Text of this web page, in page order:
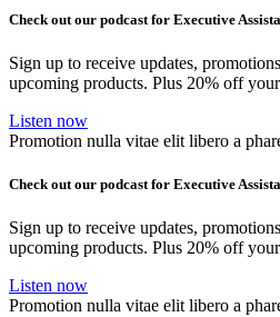
Check out our podcast for Executive
Sign up to receive updates,
upcoming products. Plus 20% off
Listen now
Promotion nulla vitae elit libero a
Check out our podcast for Executive
Sign up to receive updates,
upcoming products. Plus 20% off
Listen now
Promotion nulla vitae elit libero a